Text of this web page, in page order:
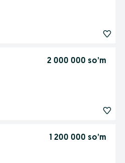
2 000 000 so’m
1 200 000 so’m